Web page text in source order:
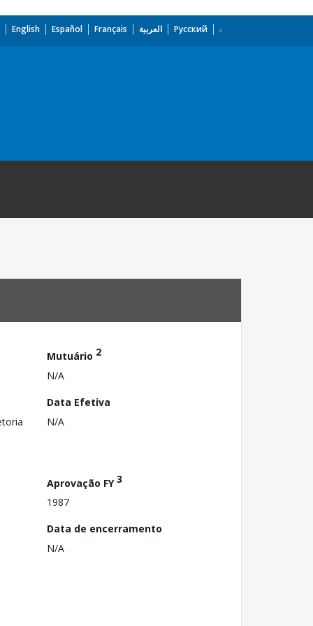
English Español Français العربية Русский
Mutuário 2
N/A
Data Efetiva
N/A
Aprovação FY3
1987
Data de encerramento
N/A